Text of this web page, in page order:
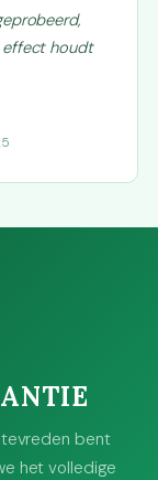
effect houdt
bent
het volledige